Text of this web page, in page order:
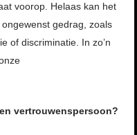
voorop. Helaas kan het
gedrag, zoals
of discriminatie. In zo’n
vertrouwenspersoon?